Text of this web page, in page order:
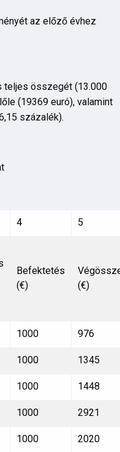
az előző évhez
teljes összegét (13.000
(19369 euró), valamint
százalék).
4 5
Befektetés
(€)
(€)
1000 976
1000 1345
1000 1448
1000 2921
1000 2020